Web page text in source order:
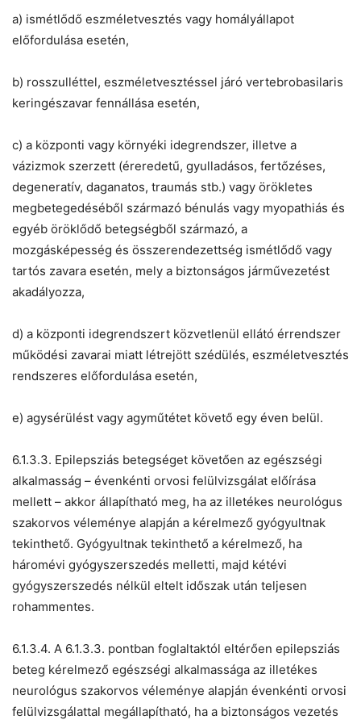
a) ismétlődő eszméletvesztés vagy homályállapot
előfordulása esetén,
b) rosszulléttel, eszméletvesztéssel járó vertebrobasilaris
keringészavar fennállása esetén,
c) a központi vagy környéki idegrendszer, illetve a
vázizmok szerzett (éreredetű, gyulladásos, fertőzéses,
degeneratív, daganatos, traumás stb.) vagy örökletes
megbetegedéséből származó bénulás vagy myopathiás és
egyéb öröklődő betegségből származó, a
mozgásképesség és összerendezettség ismétlődő vagy
tartós zavara esetén, mely a biztonságos járművezetést
akadályozza,
d) a központi idegrendszert közvetlenül ellátó érrendszer
működési zavarai miatt létrejött szédülés, eszméletvesztés
rendszeres előfordulása esetén,
e) agysérülést vagy agyműtétet követő egy éven belül.
6.1.3.3. Epilepsziás betegséget követően az egészségi
alkalmasság – évenkénti orvosi felülvizsgálat előírása
mellett – akkor állapítható meg, ha az illetékes neurológus
szakorvos véleménye alapján a kérelmező gyógyultnak
tekinthető. Gyógyultnak tekinthető a kérelmező, ha
háromévi gyógyszerszedés melletti, majd kétévi
gyógyszerszedés nélkül eltelt időszak után teljesen
rohammentes.
6.1.3.4. A 6.1.3.3. pontban foglaltaktól eltérően epilepsziás
beteg kérelmező egészségi alkalmassága az illetékes
neurológus szakorvos véleménye alapján évenkénti orvosi
felülvizsgálattal megállapítható, ha a biztonságos vezetés